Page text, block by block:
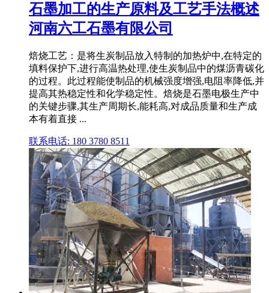
石墨加工的生产原料及工艺手法概述
河南六工石墨有限公司
焙烧工艺：是将生炭制品放入特制的加热炉中,在特定的
填料保护下,进行高温热处理,使生炭制品中的煤沥青碳化
的过程。此过程能使制品的机械强度增强,电阻率降低,并
提高其热稳定性和化学稳定性。焙烧是石墨电极生产中
的关键步骤,其生产周期长,能耗高,对成品质量和生产成
本有着直接 ...
联系电话: 180 3780 8511